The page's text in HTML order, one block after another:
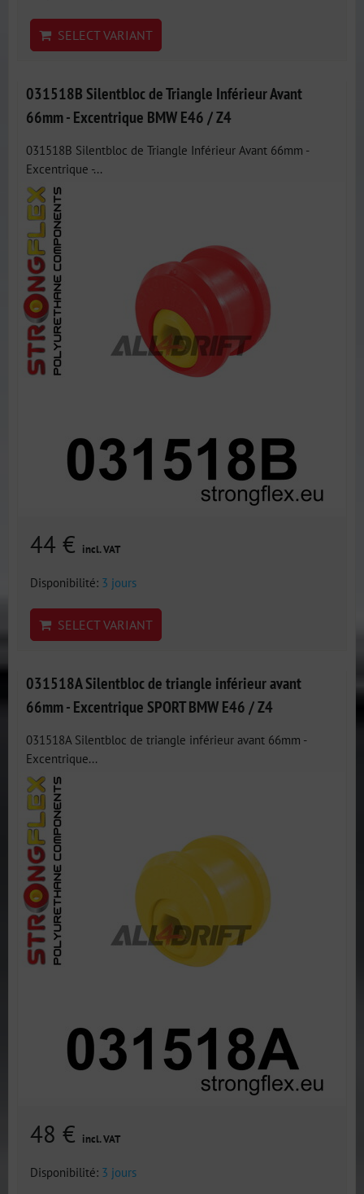
SELECT VARIANT
031518B Silentbloc de Triangle Inférieur Avant
66mm - Excentrique BMW E46 / Z4
031518B Silentbloc de Triangle Inférieur Avant 66mm -
Excentrique -...
44 € incl. VAT
Disponibilité: 3 jours
SELECT VARIANT
031518A Silentbloc de triangle inférieur avant
66mm - Excentrique SPORT BMW E46 / Z4
031518A Silentbloc de triangle inférieur avant 66mm -
Excentrique...
48 € incl. VAT
Disponibilité: 3 jours